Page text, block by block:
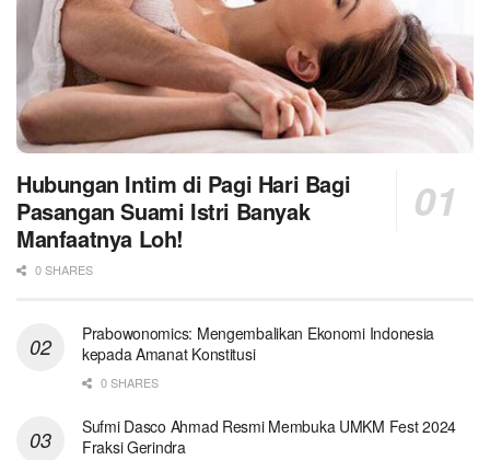
Hubungan Intim di Pagi Hari Bagi
Pasangan Suami Istri Banyak
Manfaatnya Loh!
0 SHARES
Prabowonomics: Mengembalikan Ekonomi Indonesia
kepada Amanat Konstitusi
0 SHARES
Sufmi Dasco Ahmad Resmi Membuka UMKM Fest 2024
Fraksi Gerindra